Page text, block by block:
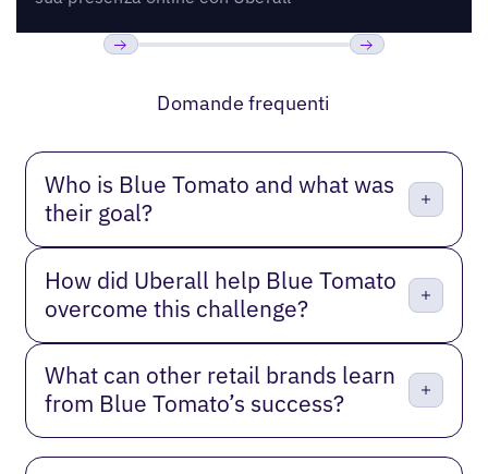
Domande frequenti
Who is Blue Tomato and what was
their goal?
How did Uberall help Blue Tomato
overcome this challenge?
What can other retail brands learn
from Blue Tomato’s success?